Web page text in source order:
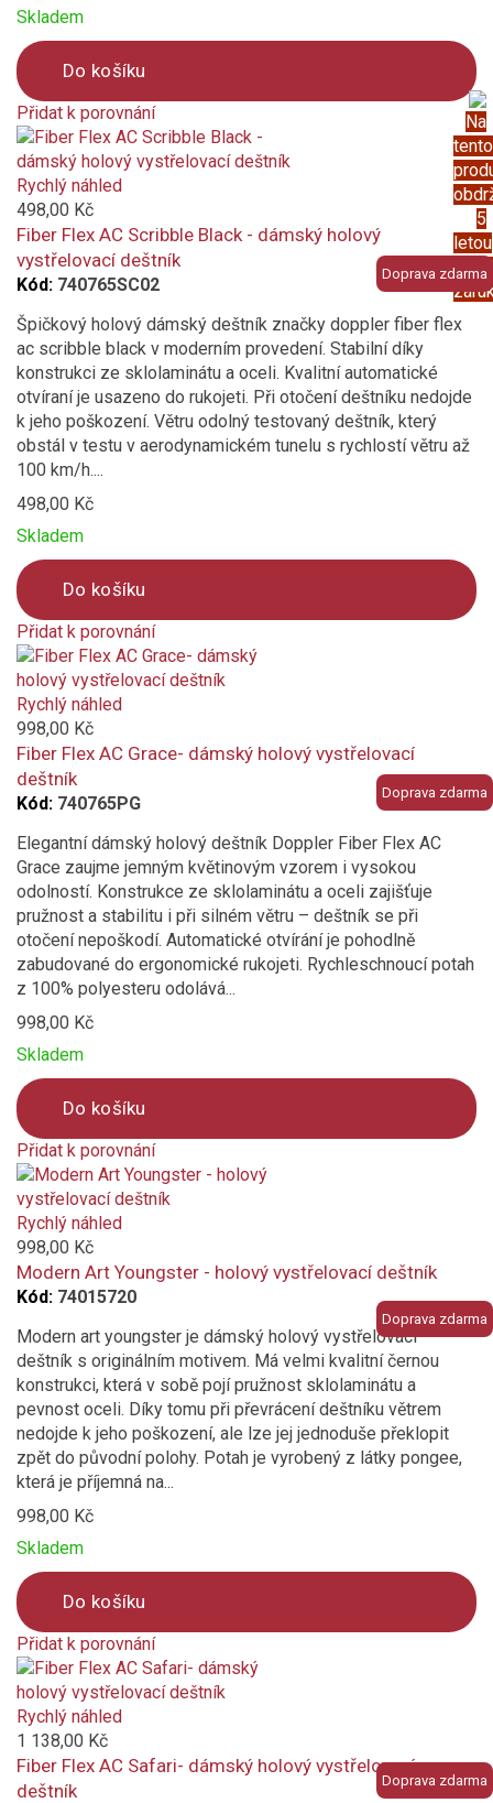
Na
tento
5
letou
Skladem
Do košíku
Přidat k porovnání
Product
is
added
to
compare
Doprava zdarma
Rychlý náhled
498,00 Kč
Fiber Flex AC Scribble Black - dámský holový
vystřelovací deštník
Kód: 740765SC02
Špičkový holový dámský deštník značky doppler fiber flex
ac scribble black v moderním provedení. Stabilní díky
konstrukci ze sklolaminátu a oceli. Kvalitní automatické
otvíraní je usazeno do rukojeti. Při otočení deštníku nedojde
k jeho poškození. Větru odolný testovaný deštník, který
obstál v testu v aerodynamickém tunelu s rychlostí větru až
100 km/h....
498,00 Kč
Skladem
Do košíku
Přidat k porovnání
Product
is
added
to
compare
Doprava zdarma
Rychlý náhled
998,00 Kč
Fiber Flex AC Grace- dámský holový vystřelovací
deštník
Kód: 740765PG
Elegantní dámský holový deštník Doppler Fiber Flex AC
Grace zaujme jemným květinovým vzorem i vysokou
odolností. Konstrukce ze sklolaminátu a oceli zajišťuje
pružnost a stabilitu i při silném větru – deštník se při
otočení nepoškodí. Automatické otvírání je pohodlně
zabudované do ergonomické rukojeti. Rychleschnoucí potah
z 100% polyesteru odolává...
998,00 Kč
Skladem
Do košíku
Přidat k porovnání
Product
is
added
to
compare
Doprava zdarma
Rychlý náhled
998,00 Kč
Modern Art Youngster - holový vystřelovací deštník
Kód: 74015720
Modern art youngster je dámský holový vystřelovací
deštník s originálním motivem. Má velmi kvalitní černou
konstrukci, která v sobě pojí pružnost sklolaminátu a
pevnost oceli. Díky tomu při převrácení deštníku větrem
nedojde k jeho poškození, ale lze jej jednoduše překlopit
zpět do původní polohy. Potah je vyrobený z látky pongee,
která je příjemná na...
998,00 Kč
Skladem
Do košíku
Přidat k porovnání
Product
is
added
to
compare
Doprava zdarma
Rychlý náhled
1 138,00 Kč
Fiber Flex AC Safari- dámský holový vystřelovací
deštník